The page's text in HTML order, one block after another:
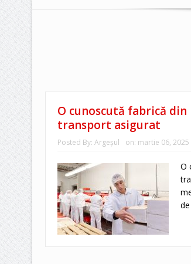
O cunoscută fabrică
transport asigurat
Posted By: Argeşul on: martie 06, 2025
O